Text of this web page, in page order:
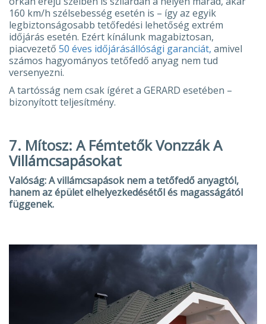
160 km/h szélsebesség esetén is – így az egyik
legbiztonságosabb tetőfedési lehetőség extrém
időjárás esetén. Ezért kínálunk magabiztosan,
piacvezető 50 éves időjárásállósági garanciát, amivel
számos hagyományos tetőfedő anyag nem tud
versenyezni.
A tartósság nem csak ígéret a GERARD esetében –
bizonyított teljesítmény.
7. Mítosz: A Fémtetők Vonzzák A
Villámcsapásokat
Valóság: A villámcsapások nem a tetőfedő anyagtól,
hanem az épület elhelyezkedésétől és magasságától
függenek.